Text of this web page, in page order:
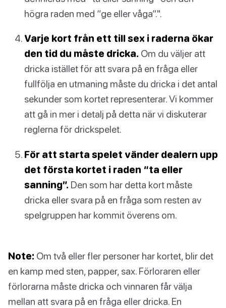
högra raden med “ge eller våga”.".
Varje kort från ett till sex i raderna ökar
den tid du måste dricka. Om du väljer att
dricka istället för att svara på en fråga eller
fullfölja en utmaning måste du dricka i det antal
sekunder som kortet representerar. Vi kommer
att gå in mer i detalj på detta när vi diskuterar
reglerna för drickspelet.
För att starta spelet vänder dealern upp
det första kortet i raden “ta eller
sanning”. Den som har detta kort måste
dricka eller svara på en fråga som resten av
spelgruppen har kommit överens om.
Note: Om två eller fler personer har kortet, blir det
en kamp med sten, papper, sax. Förloraren eller
förlorarna måste dricka och vinnaren får välja
mellan att svara på en fråga eller dricka. En